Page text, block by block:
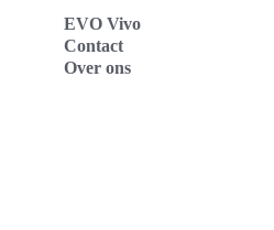
EVO Vivo
Contact
Over ons